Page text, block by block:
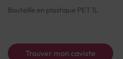
Bouteille en plastique PET 1L
Trouver mon caviste